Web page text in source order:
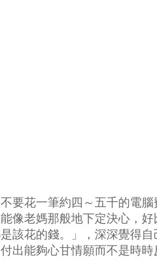
要花一筆約四～五千的電腦
像老媽那般地下定決心，好
該花的錢。」，深深覺得自
出能夠心甘情願而不是時時